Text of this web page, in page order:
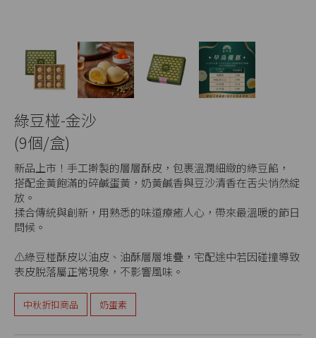
綠豆椪-金沙
(9個/盒)
新品上市！手工擀製的層層酥皮，包裹溫潤細緻的綠豆餡，
搭配金黃飽滿的碎鹹蛋黃，奶黃鹹香與豆沙清香在舌尖悄然綻
放。
揉合傳統與創新，用熟悉的味道療癒人心，帶來最溫暖的節日
問候。
⚠️綠豆椪酥皮以油皮、油酥層層堆疊，宅配途中若因碰撞導致
表皮脫落屬正常現象，不影響風味。
中秋折扣商品 奶蛋素